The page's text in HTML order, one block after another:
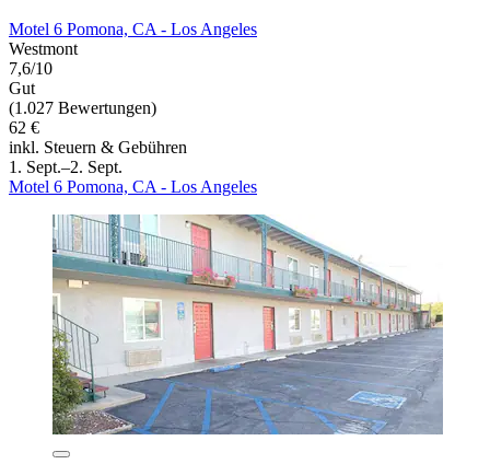
Motel 6 Pomona, CA - Los Angeles
Westmont
7,6/10
Gut
(1.027 Bewertungen)
62 €
inkl. Steuern & Gebühren
1. Sept.–2. Sept.
Motel 6 Pomona, CA - Los Angeles